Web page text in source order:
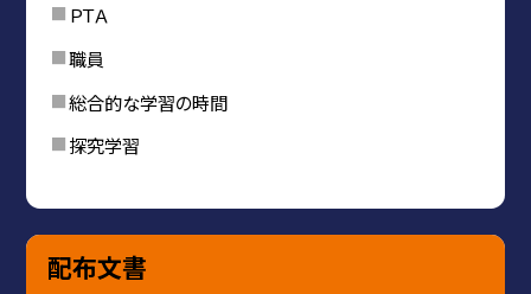
ＰＴＡ
職員
総合的な学習の時間
探究学習
配布文書